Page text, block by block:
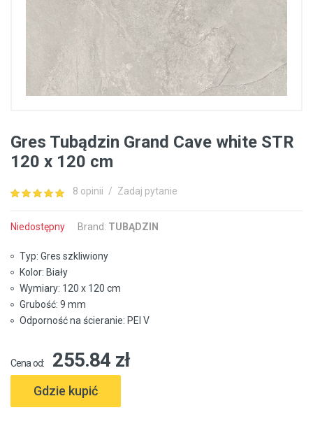
Gres Tubądzin Grand Cave white STR
120 x 120 cm
8 opinii / Zadaj pytanie
Niedostępny Brand: TUBĄDZIN
Typ: Gres szkliwiony
Kolor: Biały
Wymiary: 120 x 120 cm
Grubość: 9 mm
Odporność na ścieranie: PEI V
Cena od: 255.84 zł
Gdzie kupić